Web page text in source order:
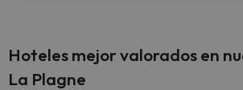
Hoteles mejor valorados en
La Plagne